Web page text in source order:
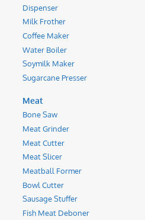
Dispenser
Milk Frother
Coffee Maker
Water Boiler
Soymilk Maker
Sugarcane Presser
Meat
Bone Saw
Meat Grinder
Meat Cutter
Meat Slicer
Meatball Former
Bowl Cutter
Sausage Stuffer
Fish Meat Deboner